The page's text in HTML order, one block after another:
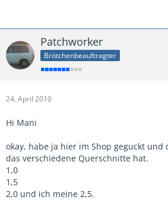
Patchworker
Brötchenbeauftragter
24. April 2010
Hi Mani
okay, habe ja hier im Shop geguckt und
das verschiedene Querschnitte hat.
1,0
1,5
2,0 und ich meine 2,5.